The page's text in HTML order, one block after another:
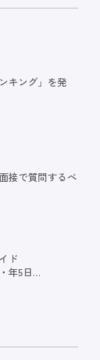
キング」を発
接で質問するべ
ド
年5日…